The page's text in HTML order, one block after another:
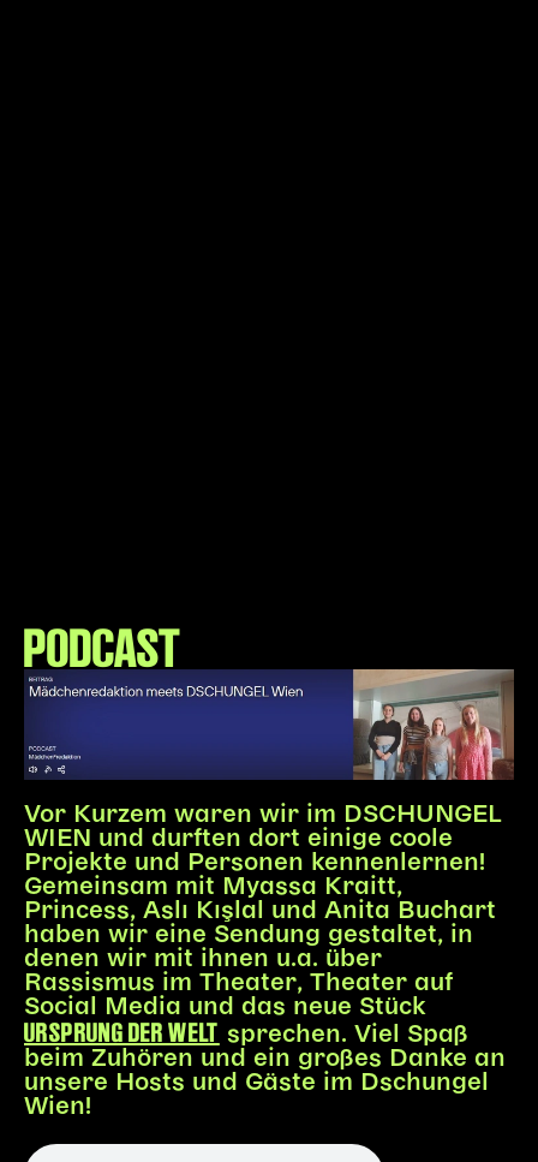
PODCAST
Vor Kurzem waren wir im DSCHUNGEL
WIEN und durften dort einige coole
Projekte und Personen kennenlernen!
Gemeinsam mit Myassa Kraitt,
Princess, Aslı Kışlal und Anita Buchart
haben wir eine Sendung gestaltet, in
denen wir mit ihnen u.a. über
Rassismus im Theater, Theater auf
Social Media und das neue Stück
URSPRUNG DER WELT sprechen. Viel Spaß
beim Zuhören und ein großes Danke an
unsere Hosts und Gäste im Dschungel
Wien!